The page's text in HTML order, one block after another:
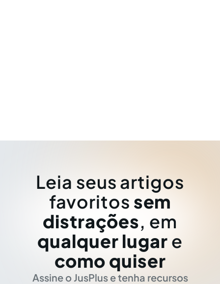
Leia seus artigos
favoritos sem
distrações, em
qualquer lugar e
como quiser
Assine o JusPlus e tenha recursos